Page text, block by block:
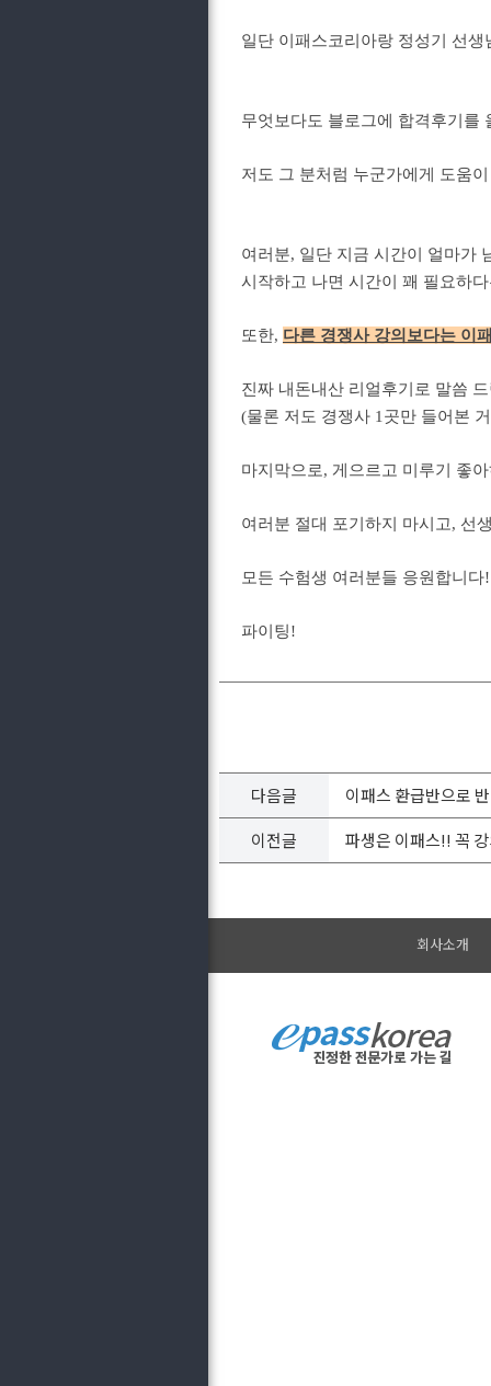
일단 이패스코리아랑 정성기 선
무엇보다도 블로그에 합격후기를
저도 그 분처럼 누군가에게 도움
여러분, 일단 지금 시간이 얼마가
시작하고 나면 시간이 꽤 필요하
또한, 다른 경쟁사 강의보다는 이
진짜 내돈내산 리얼후기로 말씀
(물론 저도 경쟁사 1곳만 들어본
마지막으로, 게으르고 미루기 좋
여러분 절대 포기하지 마시고, 선
모든 수험생 여러분들 응원합니다!
파이팅!
다음글
이패스 환급반으로
이전글
파생은 이패스!! 꼭
회사소개